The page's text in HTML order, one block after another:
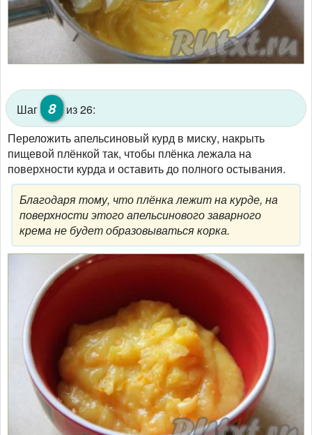
Шаг 8
из 26:
Переложить апельсиновый курд в миску, накрыть
пищевой плёнкой так, чтобы плёнка лежала на
поверхности курда и оставить до полного остывания.
Благодаря тому, что плёнка лежит на курде, на
поверхности этого апельсинового заварного
крема не будет образовываться корка.